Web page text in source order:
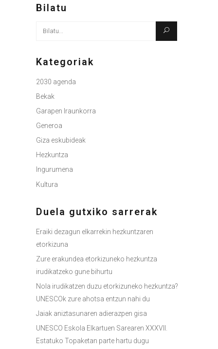
Bilatu
Bilatu
Kategoriak
2030 agenda
Bekak
Garapen Iraunkorra
Generoa
Giza eskubideak
Hezkuntza
Ingurumena
Kultura
Duela gutxiko sarrerak
Eraiki dezagun elkarrekin hezkuntzaren
etorkizuna
Zure erakundea etorkizuneko hezkuntza
irudikatzeko gune bihurtu
Nola irudikatzen duzu etorkizuneko hezkuntza?
UNESCOk zure ahotsa entzun nahi du
Jaiak aniztasunaren adierazpen gisa
UNESCO Eskola Elkartuen Sarearen XXXVII.
Estatuko Topaketan parte hartu dugu